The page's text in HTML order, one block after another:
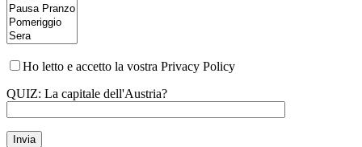
Ho letto e accetto la vostra Privacy Policy
QUIZ: La capitale dell'Austria?
Si prega di lasciare vuoto questo campo.
Invia